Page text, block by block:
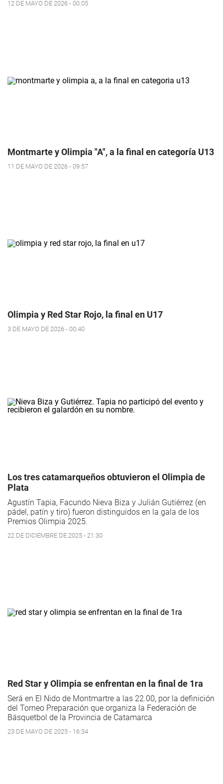
12 DE MAYO DE 2026 - 00:05
Montmarte y Olimpia "A", a la final en categoría U13
11 DE MAYO DE 2026 - 09:57
Olimpia y Red Star Rojo, la final en U17
3 DE MAYO DE 2026 - 00:40
Los tres catamarqueños obtuvieron el Olimpia de
Plata
Agustín Tapia, Facundo Nieva Biza y Julián Gutiérrez (en
pádel, patín y tiro) fueron distinguidos en la gala de los
Premios Olimpia 2025.
22 DE DICIEMBRE DE 2025 - 21:30
Red Star y Olimpia se enfrentan en la final de 1ra
Será en El Nido de Montmartre a las 22.00, por la definición
del Torneo Preparación que organiza la Federación de
Básquetbol de la Provincia de Catamarca
23 DE MAYO DE 2025 - 16:34